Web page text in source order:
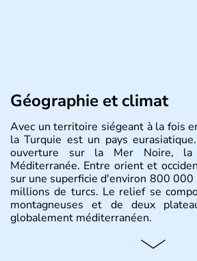
Géographie et climat
Avec un territoire siégeant à la fois
la Turquie est un pays
ouverture sur la Mer Noire,
Méditerranée. Entre orient et
sur une superficie d'environ 800
millions de turcs. Le relief se
montagneuses et de deux
globalement méditerranéen.
Histoire et administration